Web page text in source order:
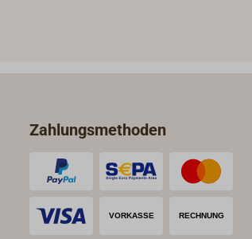
Zahlungsmethoden